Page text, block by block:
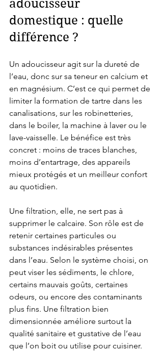
adoucisseur
domestique : quelle
différence ?
Un adoucisseur agit sur la dureté de
l’eau, donc sur sa teneur en calcium et
en magnésium. C’est ce qui permet de
limiter la formation de tartre dans les
canalisations, sur les robinetteries,
dans le boiler, la machine à laver ou le
lave-vaisselle. Le bénéfice est très
concret : moins de traces blanches,
moins d’entartrage, des appareils
mieux protégés et un meilleur confort
au quotidien.
Une filtration, elle, ne sert pas à
supprimer le calcaire. Son rôle est de
retenir certaines particules ou
substances indésirables présentes
dans l’eau. Selon le système choisi, on
peut viser les sédiments, le chlore,
certains mauvais goûts, certaines
odeurs, ou encore des contaminants
plus fins. Une filtration bien
dimensionnée améliore surtout la
qualité sanitaire et gustative de l’eau
que l’on boit ou utilise pour cuisiner.